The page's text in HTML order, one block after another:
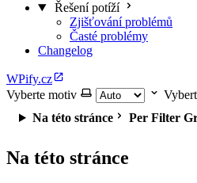
Řešení potíží
Zjišťování problémů
Časté problémy
Changelog
WPify.cz
Vyberte motiv
Na této stránce
Per Filter
Na této stránce